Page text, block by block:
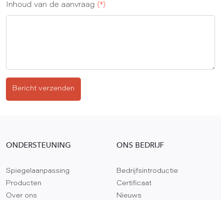
Inhoud van de aanvraag (*)
Bericht verzenden
ONDERSTEUNING
Spiegelaanpassing
Producten
Over ons
ONS BEDRIJF
Bedrijfsintroductie
Certificaat
Nieuws